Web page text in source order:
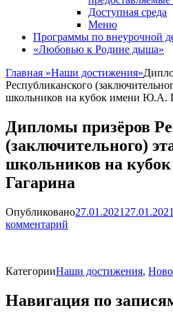
Доступная среда
Меню
Программы по внеурочной
«Любовью к Родине дыша»
Главная »Наши достижения»
Республиканского
школьников на кубок имени Ю.А.
Дипломы призёров
(заключительного)
школьников на
Гагарина
Опубликовано27.01.2021 27.01.2021
комментарий
КатегорииНаши достижения,
Навигация по